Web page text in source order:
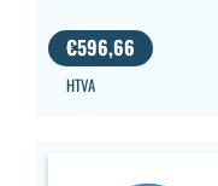
€596,66
HTVA